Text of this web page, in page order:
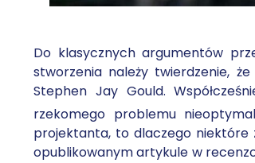
Do klasycznych argumentów
stworzenia należy twierdzenie,
Stephen Jay Gould.
rzekomego problemu
projektanta, to dlaczego niektóre
opublikowanym artykule w